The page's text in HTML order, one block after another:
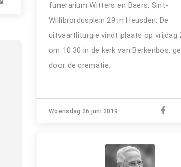
funerarium Witters en Baers, Sint-
Willibrordusplein 29 in Heusden. De
uitvaartliturgie vindt plaats op vrijdag
om 10.30 in de kerk van Berkenbos,
door de crematie.
Woensdag 26 juni 2019